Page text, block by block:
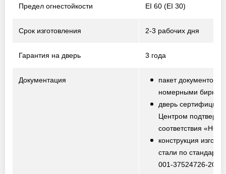
Предел огнестойкости EI 60 (EI 30)
Срок изготовления 2-3 рабочих дня
Гарантия на дверь 3 года
Документация
пакет документов с
номерными
дверь
Центром
соответствия
конструкция
стали по
001-37524726-2012